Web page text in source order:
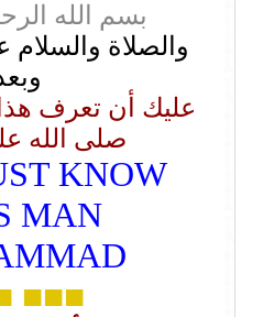
بسم الله
والصلاة
عليك أن تعرف
صلى الله
KNOW
MAN
■■■